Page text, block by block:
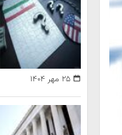
۲۵ مهر ۱۴۰۴